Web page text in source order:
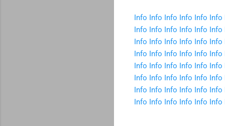
Info Info Info Info Info Info
Info Info Info Info Info Info
Info Info Info Info Info Info
Info Info Info Info Info Info
Info Info Info Info Info Info
Info Info Info Info Info Info
Info Info Info Info Info Info
Info Info Info Info Info Info